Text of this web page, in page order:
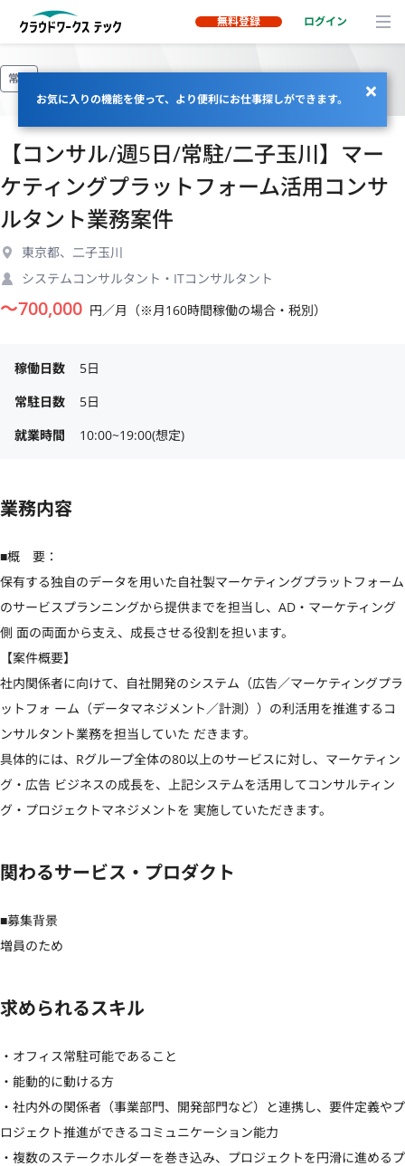
無料登録 ログイン
お気に入りの機能を使って、より便利にお仕事探しができます。
常駐
【コンサル/週5日/常駐/二子玉川】マー
ケティングプラットフォーム活用コンサ
ルタント業務案件
東京都、二子玉川
システムコンサルタント・ITコンサルタント
〜700,000 円／月（※月160時間稼働の場合・税別）
稼働日数
5日
常駐日数
5日
就業時間
10:00~19:00(想定)
業務内容
■概　要：
保有する独自のデータを用いた自社製マーケティングプラットフォーム
のサービスプランニングから提供までを担当し、AD・マーケティング
側 面の両面から支え、成長させる役割を担います。
【案件概要】
社内関係者に向けて、自社開発のシステム（広告／マーケティングプラ
ットフォ ーム（データマネジメント／計測））の利活用を推進するコ
ンサルタント業務を担当していた だきます。
具体的には、Rグループ全体の80以上のサービスに対し、マーケティン
グ・広告 ビジネスの成長を、上記システムを活用してコンサルティン
グ・プロジェクトマネジメントを 実施していただきます。
関わるサービス・プロダクト
■募集背景
増員のため
求められるスキル
・オフィス常駐可能であること
・能動的に動ける方
・社内外の関係者（事業部門、開発部門など）と連携し、要件定義やプ
ロジェクト推進ができるコミュニケーション能力
・複数のステークホルダーを巻き込み、プロジェクトを円滑に進めるプ